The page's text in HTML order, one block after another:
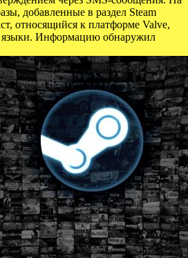
добавленные в раздел Steam
относящийся к платформе Valve,
языки. Информацию обнаружил